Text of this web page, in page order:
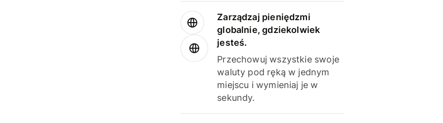
Zarządzaj pieniędzmi
globalnie, gdziekolwiek
jesteś.
Przechowuj wszystkie swoje
waluty pod ręką w jednym
miejscu i wymieniaj je w
sekundy.